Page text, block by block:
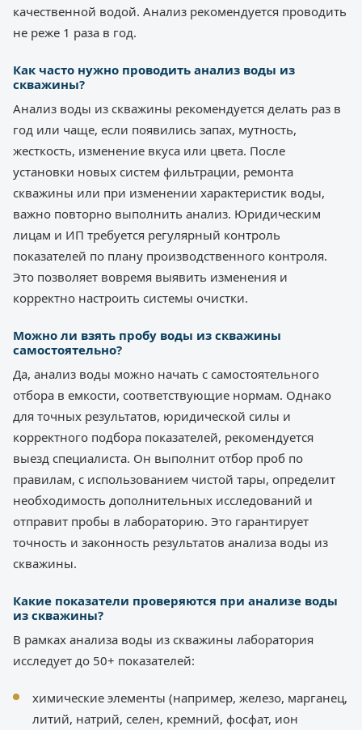
качественной водой. Анализ рекомендуется проводить
не реже 1 раза в год.
Как часто нужно проводить анализ воды из
скважины?
Анализ воды из скважины рекомендуется делать раз в
год или чаще, если появились запах, мутность,
жесткость, изменение вкуса или цвета. После
установки новых систем фильтрации, ремонта
скважины или при изменении характеристик воды,
важно повторно выполнить анализ. Юридическим
лицам и ИП требуется регулярный контроль
показателей по плану производственного контроля.
Это позволяет вовремя выявить изменения и
корректно настроить системы очистки.
Можно ли взять пробу воды из скважины
самостоятельно?
Да, анализ воды можно начать с самостоятельного
отбора в емкости, соответствующие нормам. Однако
для точных результатов, юридической силы и
корректного подбора показателей, рекомендуется
выезд специалиста. Он выполнит отбор проб по
правилам, с использованием чистой тары, определит
необходимость дополнительных исследований и
отправит пробы в лабораторию. Это гарантирует
точность и законность результатов анализа воды из
скважины.
Какие показатели проверяются при анализе воды
из скважины?
В рамках анализа воды из скважины лаборатория
исследует до 50+ показателей:
химические элементы (например, железо, марганец,
литий, натрий, селен, кремний, фосфат, ион